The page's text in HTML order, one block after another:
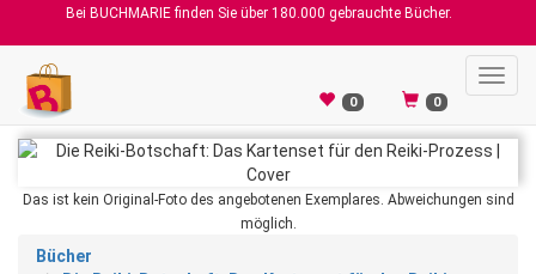
Bei BUCHMARIE finden Sie über 180.000 gebrauchte Bücher.
0 0
Das ist kein Original-Foto des angebotenen Exemplares. Abweichungen sind
möglich.
Bücher